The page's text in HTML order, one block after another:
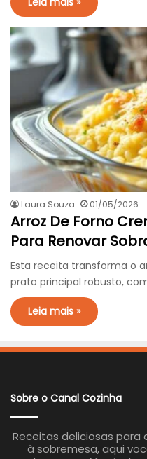
Laura Souza 01/05/2026
Arroz De Forno
Para Renovar
Esta receita transforma o
prato principal robusto,
Leia mais »
Sobre o Canal Cozinha
Receitas deliciosas para
à sobremesa, aqui